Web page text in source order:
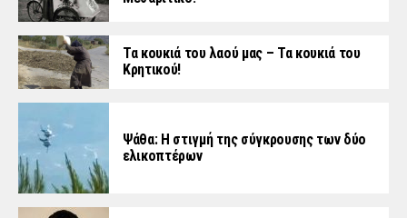
Τα κουκιά του λαού μας – Τα κουκιά του
Κρητικού!
Ψάθα: Η στιγμή της σύγκρουσης των δύο
ελικοπτέρων